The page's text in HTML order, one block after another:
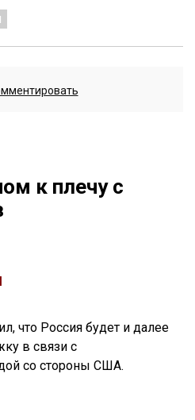
к плечу с
что Россия будет и далее
в связи с
со стороны США.